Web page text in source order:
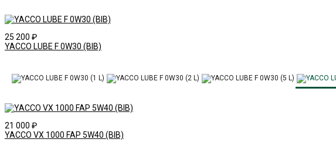
25 200 ₽
YACCO LUBE F 0W30 (BIB)
21 000 ₽
YACCO VX 1000 FAP 5W40 (BIB)